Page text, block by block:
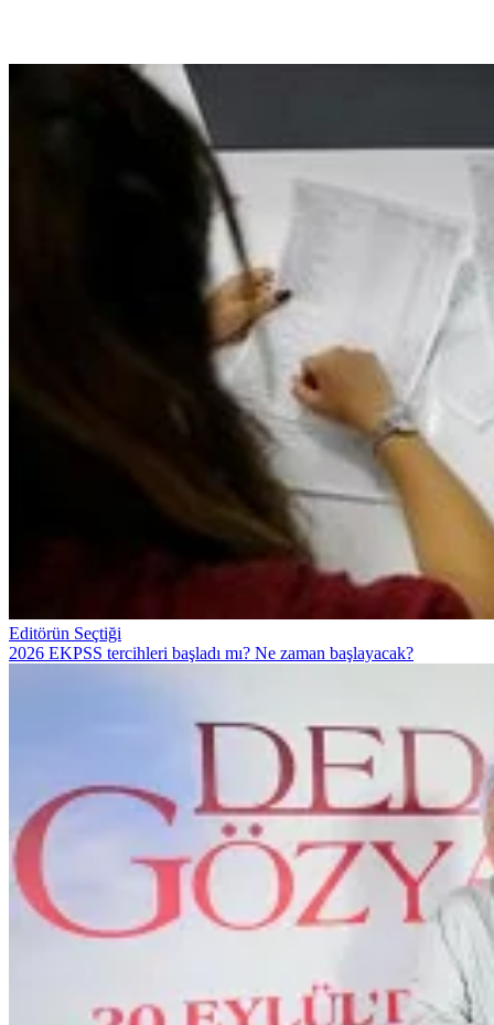
Editörün Seçtiği
2026 EKPSS tercihleri başladı mı? Ne zaman başlayacak?